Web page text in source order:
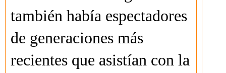
también había espectadores
de generaciones más
recientes que asistían con la